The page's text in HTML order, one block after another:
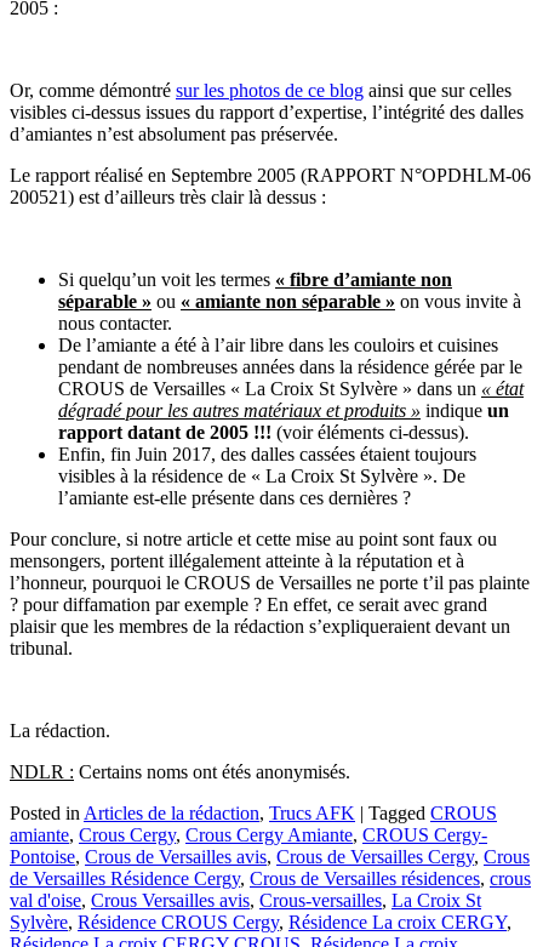
2005 :
Or, comme démontré sur les photos de ce blog ainsi que sur celles
visibles ci-dessus issues du rapport d’expertise, l’intégrité des dalles
d’amiantes n’est absolument pas préservée.
Le rapport réalisé en Septembre 2005 (RAPPORT N°OPDHLM-06
200521) est d’ailleurs très clair là dessus :
Si quelqu’un voit les termes « fibre d’amiante non
séparable » ou « amiante non séparable » on vous invite à
nous contacter.
De l’amiante a été à l’air libre dans les couloirs et cuisines
pendant de nombreuses années dans la résidence gérée par le
CROUS de Versailles « La Croix St Sylvère » dans un « état
dégradé pour les autres matériaux et produits » indique un
rapport datant de 2005 !!! (voir éléments ci-dessus).
Enfin, fin Juin 2017, des dalles cassées étaient toujours
visibles à la résidence de « La Croix St Sylvère ». De
l’amiante est-elle présente dans ces dernières ?
Pour conclure, si notre article et cette mise au point sont faux ou
mensongers, portent illégalement atteinte à la réputation et à
l’honneur, pourquoi le CROUS de Versailles ne porte t’il pas plainte
? pour diffamation par exemple ? En effet, ce serait avec grand
plaisir que les membres de la rédaction s’expliqueraient devant un
tribunal.
La rédaction.
NDLR : Certains noms ont étés anonymisés.
Posted in Articles de la rédaction, Trucs AFK | Tagged CROUS
amiante, Crous Cergy, Crous Cergy Amiante, CROUS Cergy-
Pontoise, Crous de Versailles avis, Crous de Versailles Cergy, Crous
de Versailles Résidence Cergy, Crous de Versailles résidences, crous
val d'oise, Crous Versailles avis, Crous-versailles, La Croix St
Sylvère, Résidence CROUS Cergy, Résidence La croix CERGY,